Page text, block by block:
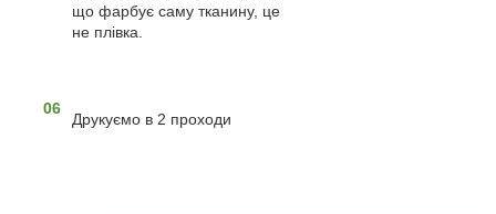
що фарбує саму тканину, це
не плівка.
06
Друкуємо в 2 проходи